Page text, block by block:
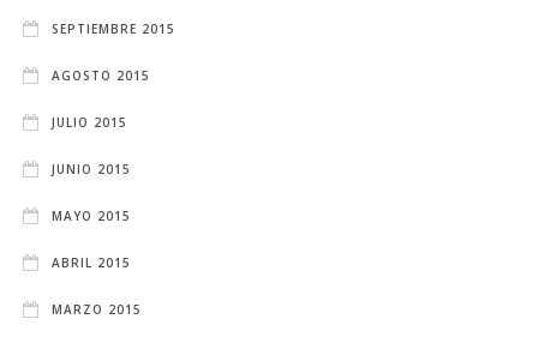
SEPTIEMBRE 2015
AGOSTO 2015
JULIO 2015
JUNIO 2015
MAYO 2015
ABRIL 2015
MARZO 2015